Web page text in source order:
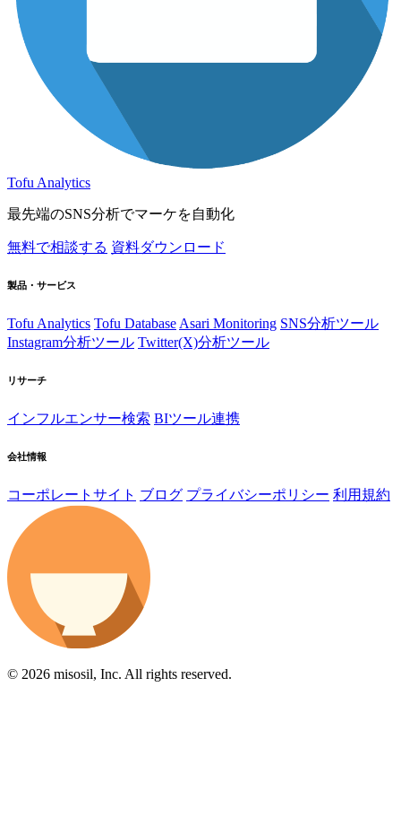
Tofu Analytics
最先端のSNS分析でマーケを自動化
無料で相談する 資料ダウンロード
製品・サービス
Tofu Analytics Tofu Database Asari Monitoring SNS分析ツール
Instagram分析ツール Twitter(X)分析ツール
リサーチ
インフルエンサー検索 BIツール連携
会社情報
コーポレートサイト ブログ プライバシーポリシー 利用規約
© 2026 misosil, Inc. All rights reserved.